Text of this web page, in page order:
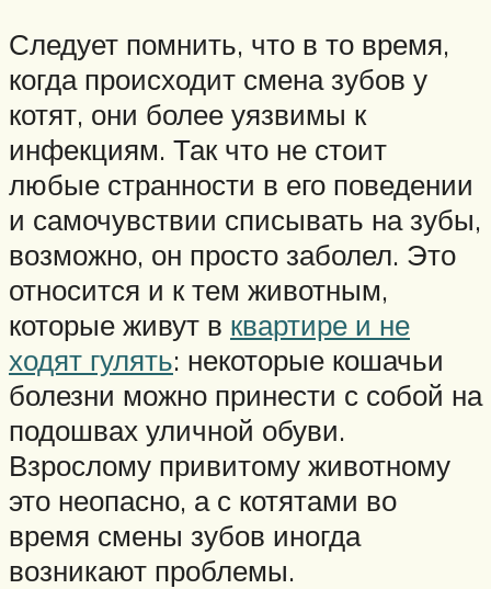
Следует помнить, что в то время,
когда происходит смена зубов у
котят, они более уязвимы к
инфекциям. Так что не стоит
любые странности в его поведении
и самочувствии списывать на зубы,
возможно, он просто заболел. Это
относится и к тем животным,
которые живут в квартире и не
ходят гулять: некоторые кошачьи
болезни можно принести с собой на
подошвах уличной обуви.
Взрослому привитому животному
это неопасно, а с котятами во
время смены зубов иногда
возникают проблемы.